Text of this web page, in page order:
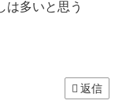
は多いと思う
返信